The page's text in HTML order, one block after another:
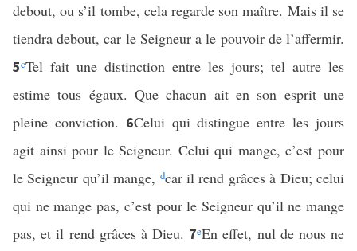
debout, ou s’il tombe, cela regarde son maître. Mais il se
tiendra debout, car le Seigneur a le pouvoir de l’affermir.
5cTel fait une distinction entre les jours; tel autre les
estime tous égaux. Que chacun ait en son esprit une
pleine conviction. 6Celui qui distingue entre les jours
agit ainsi pour le Seigneur. Celui qui mange, c’est pour
le Seigneur qu’il mange, dcar il rend grâces à Dieu; celui
qui ne mange pas, c’est pour le Seigneur qu’il ne mange
pas, et il rend grâces à Dieu. 7eEn effet, nul de nous ne